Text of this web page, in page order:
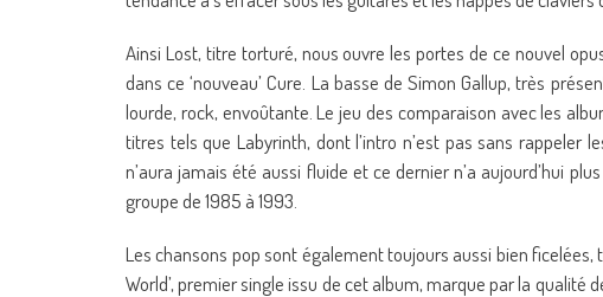
Ainsi Lost, titre torturé, nous ouvre les portes de ce nouvel
dans ce ‘nouveau’ Cure. La basse de Simon Gallup, très
lourde, rock, envoûtante. Le jeu des comparaison avec les
titres tels que Labyrinth, dont l’intro n’est pas sans rappeler
n’aura jamais été aussi fluide et ce dernier n’a aujourd’hui
groupe de 1985 à 1993.
Les chansons pop sont également toujours aussi bien ficelées,
World’, premier single issu de cet album, marque par la